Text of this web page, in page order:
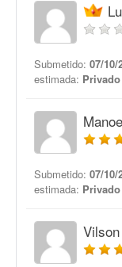
Submetido: 07/10/
estimada: Privado
Submetido: 07/10/
estimada: Privado
Vilson